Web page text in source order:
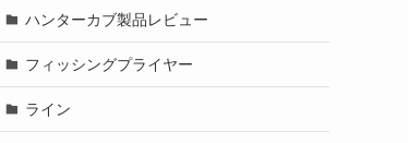
ハンターカブ製品レビュー
フィッシングプライヤー
ライン